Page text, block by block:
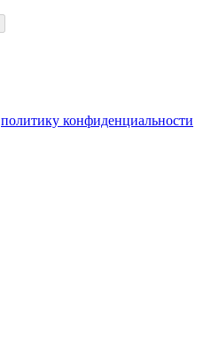
политику конфиденциальности